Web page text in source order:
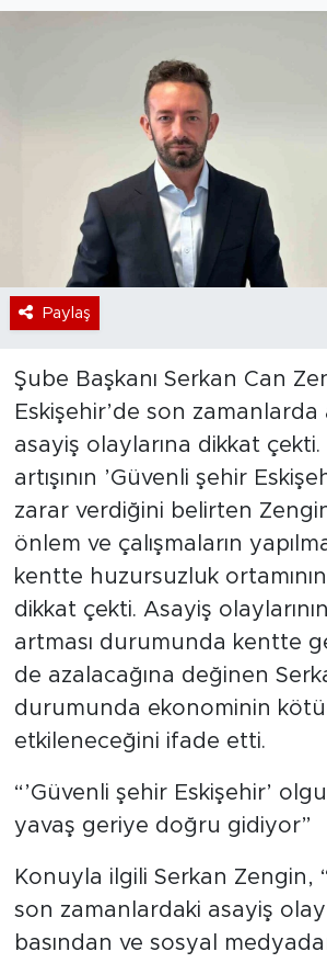
Paylaş
Şube Başkanı Serkan Can
Eskişehir’de son zamanlarda
asayiş olaylarına dikkat çekti.
artışının ’Güvenli şehir
zarar verdiğini belirten
önlem ve çalışmaların
kentte huzursuzluk
dikkat çekti. Asayiş
artması durumunda kentte
de azalacağına değinen
durumunda ekonominin kötü
etkileneceğini ifade etti.
“’Güvenli şehir Eskişehir’
yavaş geriye doğru gidiyor”
Konuyla ilgili Serkan Zengin,
son zamanlardaki asayiş
basından ve sosyal
Teknoloji
Sektör